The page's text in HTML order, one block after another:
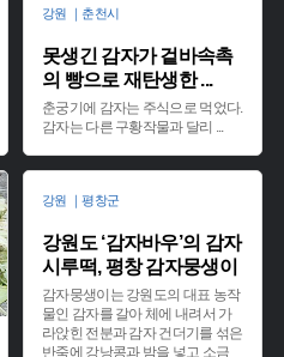
강원 ｜춘천시
못생긴 감자가 겉바속촉
의 빵으로 재탄생한...
춘궁기에 감자는 주식으로 먹었다.
감자는 다른 구황작물과 달리 ...
강원 ｜평창군
강원도 ‘감자바우’의 감자
시루떡, 평창 감자뭉생이
감자뭉생이는 강원도의 대표 농작
물인 감자를 갈아 체에 내려서 가
라앉힌 전분과 감자 건더기를 섞은
반죽에 강낭콩과 밤을 넣고 소금